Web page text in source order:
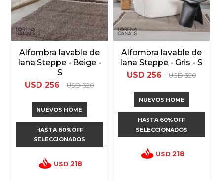
Alfombra lavable de
lana Steppe - Beige -
S
USD 256 USD 320
NUEVOS HOME
HASTA 60%OFF
SELECCIONADOS
USD 218
Alfombra lavable de
lana Steppe - Gris - S
USD 256 USD 320
NUEVOS HOME
HASTA 60%OFF
SELECCIONADOS
USD 218